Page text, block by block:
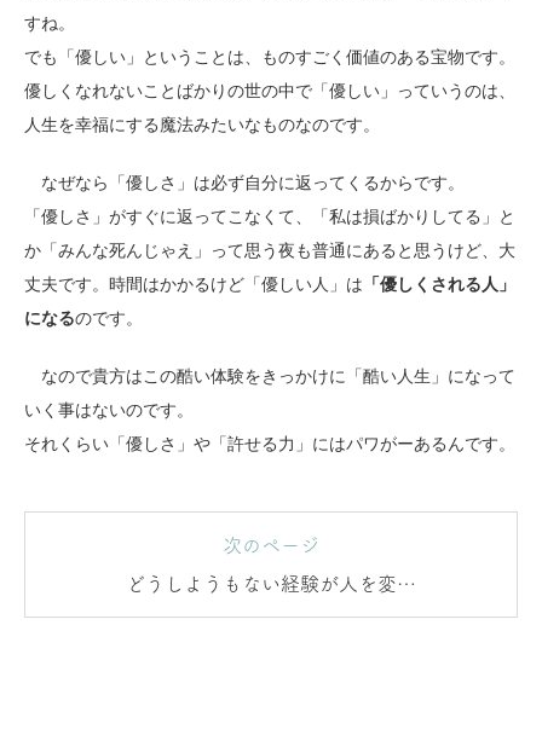
すね。
でも「優しい」ということは、ものすごく価値のある宝物です。
優しくなれないことばかりの世の中で「優しい」っていうのは、
人生を幸福にする魔法みたいなものなのです。
なぜなら「優しさ」は必ず自分に返ってくるからです。
「優しさ」がすぐに返ってこなくて、「私は損ばかりしてる」と
か「みんな死んじゃえ」って思う夜も普通にあると思うけど、大
丈夫です。時間はかかるけど「優しい人」は 「優しくされる人」
になるのです。
なので貴方はこの酷い体験をきっかけに「酷い人生」になって
いく事はないのです。
それくらい「優しさ」や「許せる力」にはパワがーあるんです。
次のページ
どうしようもない経験が人を変え
る